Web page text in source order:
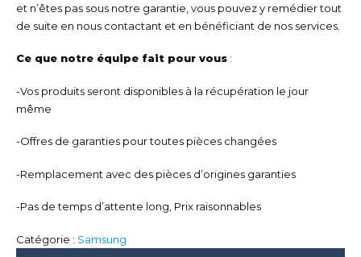
et n’êtes pas sous notre garantie, vous pouvez y remédier tout
de suite en nous contactant et en bénéficiant de nos services.
Ce que notre équipe fait pour vous :
-Vos produits seront disponibles à la récupération le jour
même
-Offres de garanties pour toutes pièces changées
-Remplacement avec des pièces d’origines garanties
-Pas de temps d’attente long, Prix raisonnables
Catégorie : Samsung